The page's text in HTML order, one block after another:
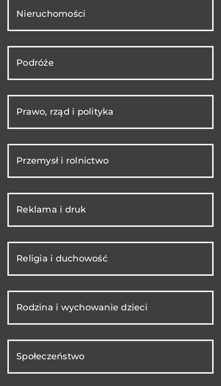
Nieruchomości
Podróże
Prawo, rząd i polityka
Przemysł i rolnictwo
Reklama i druk
Religia i duchowość
Rodzina i wychowanie dzieci
Społeczeństwo